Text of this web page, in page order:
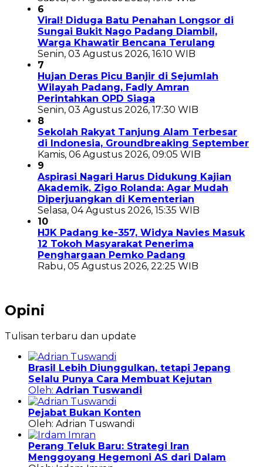
6
Viral! Diduga Batu Penahan Longsor di
Sungai Bukit Nago Padang Diambil,
Warga Khawatir Bencana Terulang
Senin, 03 Agustus 2026, 16:10 WIB
7
Hujan Deras Picu Banjir di Sejumlah
Wilayah Padang, Fadly Amran
Perintahkan OPD Siaga
Senin, 03 Agustus 2026, 17:30 WIB
8
Sekolah Rakyat Tanjung Alam Terbesar
di Indonesia, Groundbreaking September
Kamis, 06 Agustus 2026, 09:05 WIB
9
Aspirasi Nagari Harus Didukung Kajian
Akademik, Zigo Rolanda: Agar Mudah
Diperjuangkan di Kementerian
Selasa, 04 Agustus 2026, 15:35 WIB
10
HJK Padang ke-357, Widya Navies Masuk
12 Tokoh Masyarakat Penerima
Penghargaan Pemko Padang
Rabu, 05 Agustus 2026, 22:25 WIB
Opini
Tulisan terbaru dan update
Brasil Lebih Diunggulkan, tetapi Jepang
Selalu Punya Cara Membuat Kejutan
Oleh: Adrian Tuswandi
Pejabat Bukan Konten
Oleh: Adrian Tuswandi
Perang Teluk Baru: Strategi Iran
Menggoyang Hegemoni AS dari Dalam